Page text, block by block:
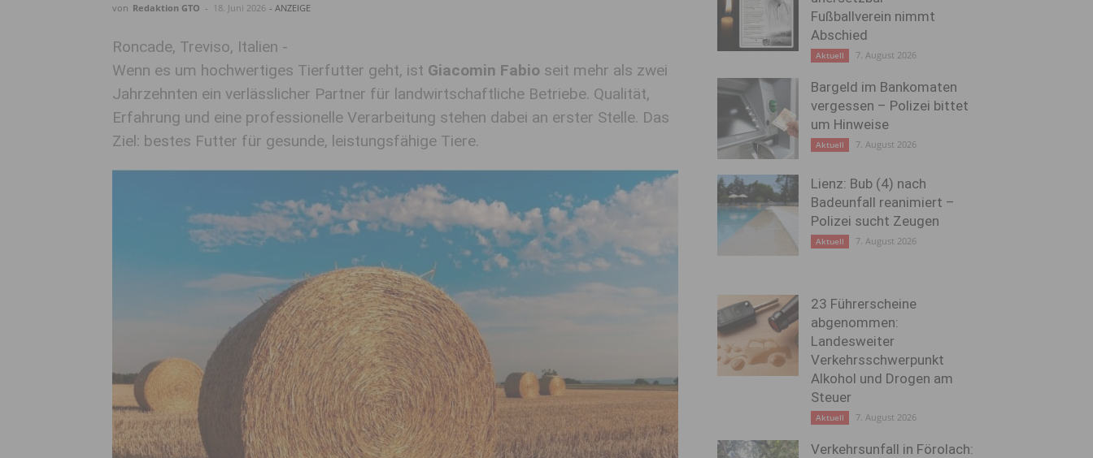
von Redaktion GTO - 18. Juni 2026 - ANZEIGE
Roncade, Treviso, Italien -
Wenn es um hochwertiges Tierfutter geht, ist Giacomin Fabio seit mehr als zwei
Jahrzehnten ein verlässlicher Partner für landwirtschaftliche Betriebe. Qualität,
Erfahrung und eine professionelle Verarbeitung stehen dabei an erster Stelle. Das
Ziel: bestes Futter für gesunde, leistungsfähige Tiere.
Fußballverein nimmt
Abschied
Aktuell 7. August 2026
Bargeld im Bankomaten
vergessen – Polizei bittet
um Hinweise
Aktuell 7. August 2026
Lienz: Bub (4) nach
Badeunfall reanimiert –
Polizei sucht Zeugen
Aktuell 7. August 2026
23 Führerscheine
abgenommen:
Landesweiter
Verkehrsschwerpunkt
Alkohol und Drogen am
Steuer
Aktuell 7. August 2026
Verkehrsunfall in Förolach: